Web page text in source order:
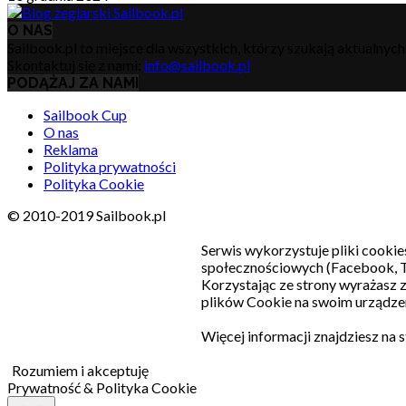
O NAS
info@sailbook.pl
PODĄŻAJ ZA NAMI
Sailbook Cup
O nas
Reklama
Polityka prywatności
Polityka Cookie
© 2010-2019 Sailbook.pl
Serwis wykorzystuje pliki
społecznościowych
Korzystając ze strony wyrażasz
plików Cookie na swoim
Więcej informacji znajdziesz na
Rozumiem i akceptuję
Prywatność & Polityka Cookie